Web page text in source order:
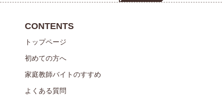
CONTENTS
トップページ
初めての方へ
家庭教師バイトのすすめ
よくある質問